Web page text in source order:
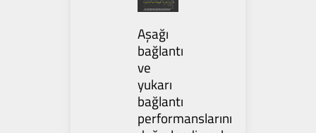
Aşağı
bağlantı
ve
yukarı
bağlantı
performanslarını